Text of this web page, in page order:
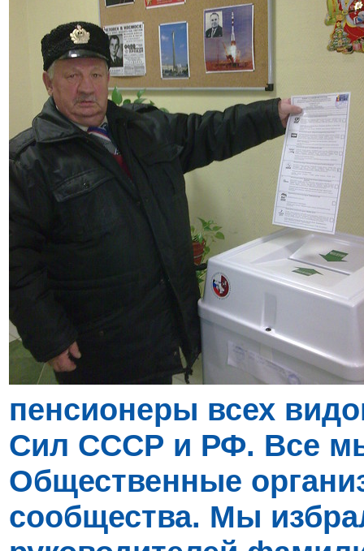
пенсионеры всех
Сил СССР и РФ. Все
Общественные
сообщества. Мы